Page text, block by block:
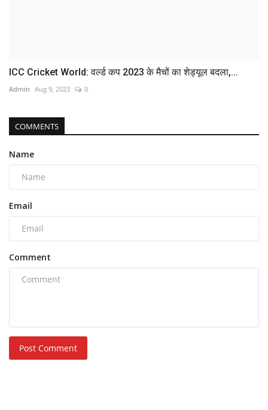
ICC Cricket World: वर्ल्ड कप 2023 के मैचों का शेड्यूल बदला,...
Admin Aug 9, 2023 0
COMMENTS
Name
Email
Comment
Post Comment